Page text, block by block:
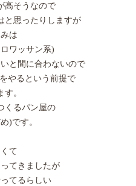
高そうなので
と思ったりしますが
は
ワッサン系)
と間に合わないので
やるという前提で
す。
くるパン屋の
)です。
て
てきましたが
てるらしい